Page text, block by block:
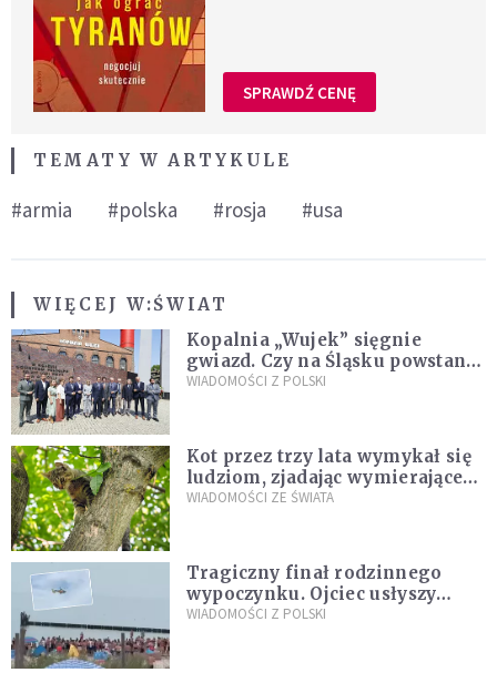
SPRAWDŹ CENĘ
TEMATY W ARTYKULE
#armia #polska #rosja #usa
WIĘCEJ W:ŚWIAT
Kopalnia „Wujek” sięgnie
gwiazd. Czy na Śląsku powstanie
„Dolina Krzemowa”?
WIADOMOŚCI Z POLSKI
Kot przez trzy lata wymykał się
ludziom, zjadając wymierające
kaczki. W końcu popełnił
WIADOMOŚCI ZE ŚWIATA
Tragiczny finał rodzinnego
wypoczynku. Ojciec usłyszy
zarzuty
WIADOMOŚCI Z POLSKI